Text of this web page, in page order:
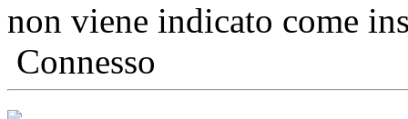
non viene indicato come
Connesso